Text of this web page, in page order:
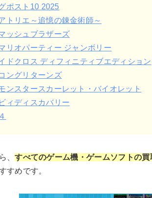
ポスト10 2025
トリエ～追憶の錬金術師～
ッシュブラザーズ
リオパーティー ジャンボリー
ドクロス ディフィニティブエディション
ングリターンズ
ンスタースカーレット・バイオレット
ィディスカバリー
、すべてのゲーム機・ゲームソフトの買
すめです。